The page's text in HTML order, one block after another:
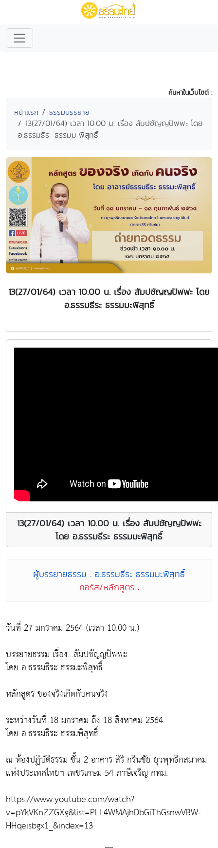
ค้นหาในเว็บไซต์ :
หน้าแรก ธรรมบรรยาย
13(27/01/64) เวลา 10.00 น. เรื่อง สัมปชัญญปัพพะ โดย
อ.ธรรมธีระ ธรรมมะพิสุทธิ์
13(27/01/64) เวลา 10.00 น. เรื่อง สัมปชัญญปัพพะ โดย
อ.ธรรมธีระ ธรรมมะพิสุทธิ์
13(27/01/64) เวลา 10.00 น. เรื่อง สัมปชัญญปัพพะ
โดย อ.ธรรมธีระ ธรรมมะพิสุทธิ์
ผู้บรรยายธรรม : อ.ธรรมธีระ ธรรมมะพิสุทธิ์
คอร์ส/หลักสูตร :
วันที่ 27 มกราคม 2564 (เวลา 10.00 น.)
บรรยายธรรม เรื่อง...สัมปชัญญปัพพะ
โดย อ.ธรรมธีระ ธรรมะพิสุทธิ์
หลักสูตร ของจริงเกิดกับคนจริง
ระหว่างวันที่ 18 มกราคม ถึง 18 สิงหาคม 2564
โดย อ.ธรรมธีระ ธรรมพิสุทธิ์
ณ ห้องปฏิบัติธรรม ชั้น 2 อาคาร สิริ กรินชัย ยุวพุทธิกสมาคม
แห่งประเทศไทยฯ เพชรเกษม 54 ภาษีเจริญ กทม.
https://www.youtube.com/watch?
v=pYkVKnZZGXg&list=PLL4WMAjhDbGiThGsnwVBW-
HHqeisbgx1_&index=13